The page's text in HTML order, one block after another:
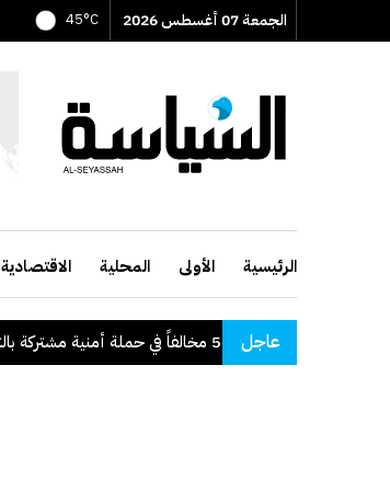
الجمعة 07 أغسطس 2026 45°C
الرئيسية الأولى المحلية الاقتصادية
عاجل